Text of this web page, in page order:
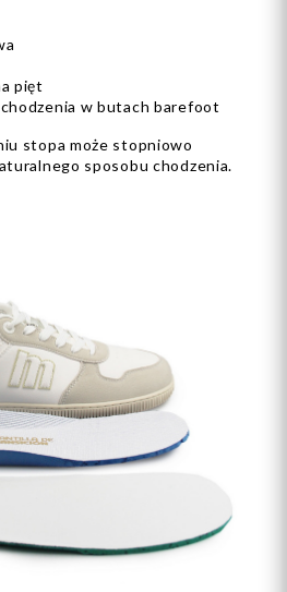
pięt
w butach barefoot
stopa może stopniowo
sposobu chodzenia.